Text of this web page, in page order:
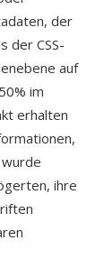
der
der CSS-
auf
im
erhalten
ihre